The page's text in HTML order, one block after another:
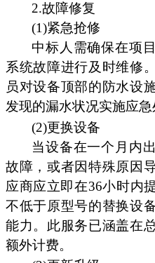
2.故障修复
(1)紧急抢修
中标人需确保在项
系统故障进行及时维修
员对设备顶部的防水设
发现的漏水状况实施应急
(2)更换设备
当设备在一个月内
故障，或者因特殊原因
应商应立即在36小时内
不低于原型号的替换设
能力。此服务已涵盖在
额外计费。